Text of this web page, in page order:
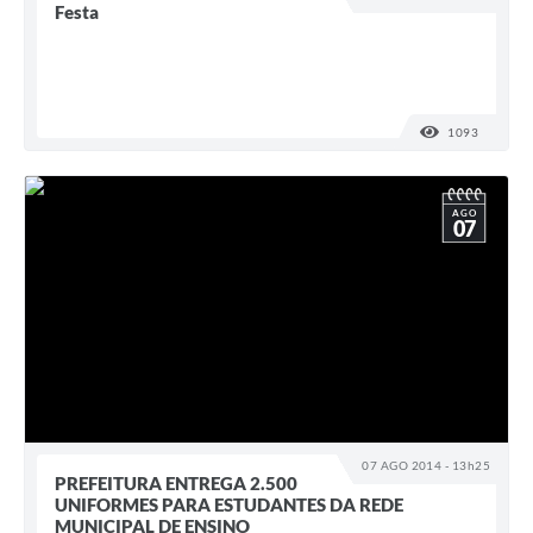
Festa
1093
07 AGO 2014 - 13h25
AGO
07
PREFEITURA ENTREGA 2.500
UNIFORMES PARA ESTUDANTES DA REDE
MUNICIPAL DE ENSINO